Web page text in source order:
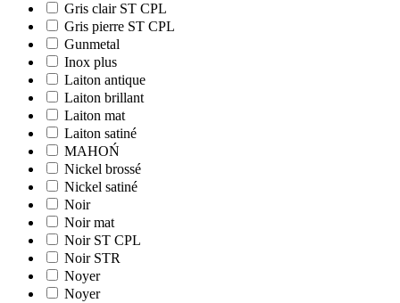
Gris clair ST CPL
Gris pierre ST CPL
Gunmetal
Inox plus
Laiton antique
Laiton brillant
Laiton mat
Laiton satiné
MAHOŃ
Nickel brossé
Nickel satiné
Noir
Noir mat
Noir ST CPL
Noir STR
Noyer
Noyer